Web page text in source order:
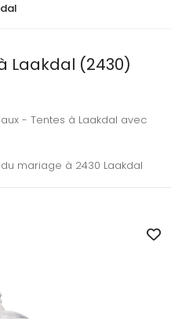
Laakdal (2430)
- Tentes à Laakdal avec
mariage à 2430 Laakdal